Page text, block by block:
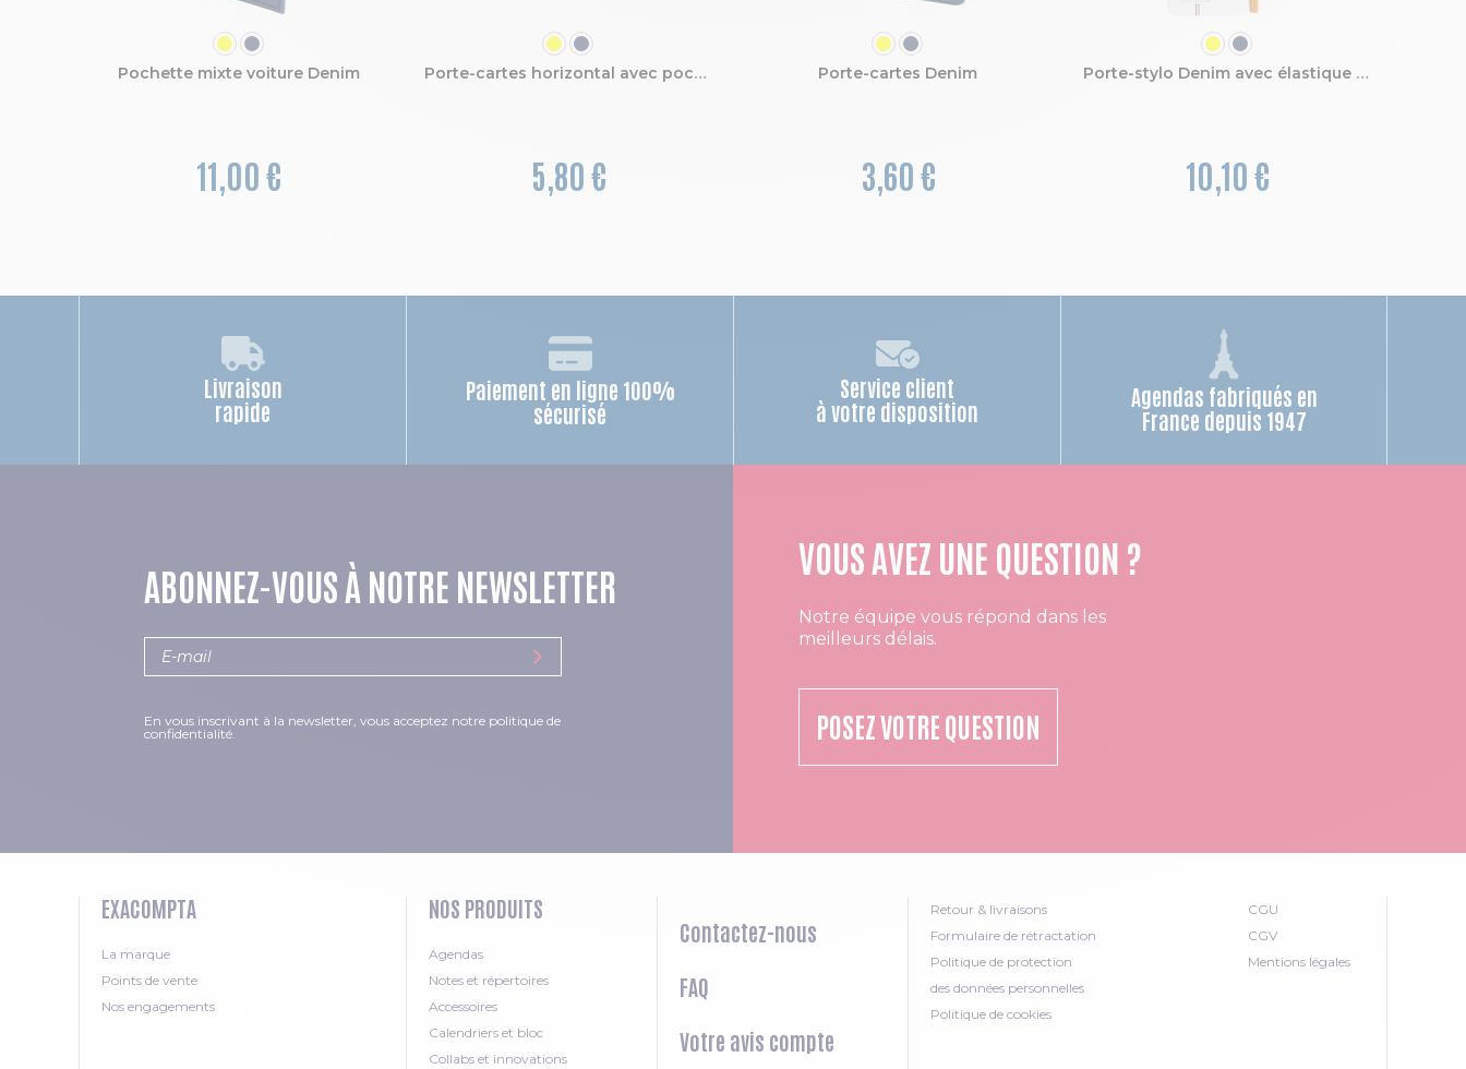
COULEUR
Pochette mixte voiture Denim
11,00 €
COULEUR
Porte-cartes horizontal avec poches centrales Denim
5,80 €
COULEUR
Porte-cartes Denim
3,60 €
COULEUR
Porte-stylo Denim avec élastique - 3,5 x 15,5 cm
10,10 €
Livraison
rapide
Paiement en ligne 100%
sécurisé
Service client
à votre disposition
Agendas fabriqués en
France depuis 1947
ABONNEZ-VOUS À NOTRE NEWSLETTER
En vous inscrivant à la newsletter, vous acceptez notre politique de
confidentialité.
VOUS AVEZ UNE QUESTION ?
Notre équipe vous répond dans les
meilleurs délais.
POSEZ VOTRE QUESTION
EXACOMPTA
La marque
Points de vente
Nos engagements
NOS PRODUITS
Agendas
Notes et répertoires
Accessoires
Calendriers et bloc
Collabs et innovations
Contactez-nous
FAQ
Votre avis compte
Retour & livraisons
Formulaire de rétractation
Politique de protection
des données personnelles
Politique de cookies
CGU
CGV
Mentions légales